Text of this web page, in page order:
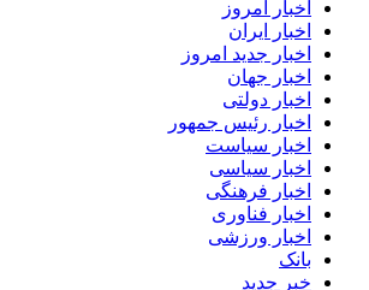
اخبار امروز
اخبار ایران
اخبار جدید امروز
اخبار جهان
اخبار دولتی
اخبار رئیس جمهور
اخبار سیاست
اخبار سیاسی
اخبار فرهنگی
اخبار فناوری
اخبار ورزشی
بانک
خبر جدید